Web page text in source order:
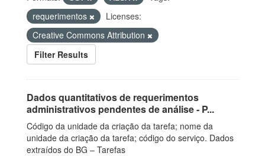
requerimentos
Licenses:
Creative Commons Attribution
Filter Results
Dados quantitativos de requerimentos
administrativos pendentes de análise - P...
Código da unidade da criação da tarefa; nome da
unidade da criação da tarefa; código do serviço. Dados
extraídos do BG – Tarefas